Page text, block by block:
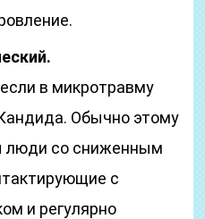
в микротравму
Обычно этому
люди со сниженным
с
и регулярно